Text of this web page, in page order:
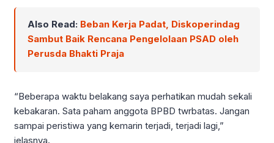
Also Read: Beban Kerja Padat, Diskoperindag
Sambut Baik Rencana Pengelolaan PSAD oleh
Perusda Bhakti Praja
“Beberapa waktu belakang saya perhatikan mudah sekali
kebakaran. Sata paham anggota BPBD twrbatas. Jangan
sampai peristiwa yang kemarin terjadi, terjadi lagi,”
jelasnya.